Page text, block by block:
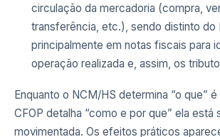
circulação da mercadoria (compra,
transferência, etc.), sendo distinto do
principalmente em notas fiscais para
operação realizada e, assim, os
Enquanto o NCM/HS determina “o que”
CFOP detalha “como e por que” ela está
movimentada. Os efeitos práticos